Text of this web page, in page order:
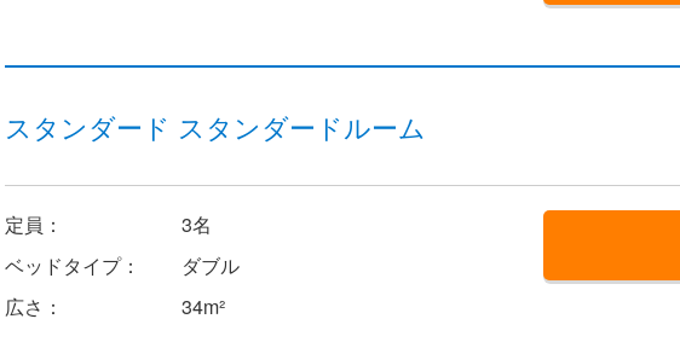
スタンダード スタンダードルーム
定員：
3名
ベッドタイプ：
ダブル
広さ：
34m²